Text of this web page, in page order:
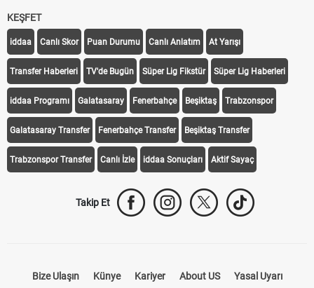
KEŞFET
iddaa Canlı Skor Puan Durumu Canlı Anlatım At Yarışı
Transfer Haberleri TV'de Bugün Süper Lig Fikstür Süper Lig Haberleri
iddaa Programı Galatasaray Fenerbahçe Beşiktaş Trabzonspor
Galatasaray Transfer Fenerbahçe Transfer Beşiktaş Transfer
Trabzonspor Transfer Canlı İzle iddaa Sonuçları Aktif Sayaç
Takip Et
Bize Ulaşın Künye Kariyer About US Yasal Uyarı